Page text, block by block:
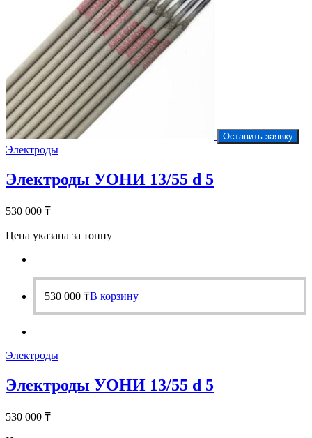
Оставить заявку
Электроды
Электроды УОНИ 13/55 d 5
530 000 ₸
Цена указана за тонну
530 000 ₸В корзину
Электроды
Электроды УОНИ 13/55 d 5
530 000 ₸